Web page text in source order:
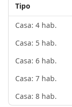
Tipo
Casa: 4 hab.
Casa: 5 hab.
Casa: 6 hab.
Casa: 7 hab.
Casa: 8 hab.